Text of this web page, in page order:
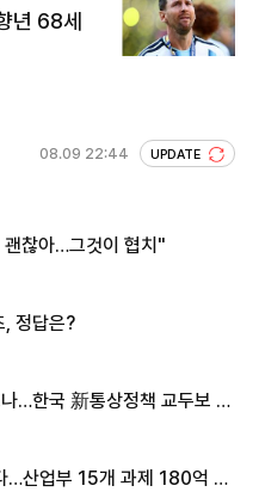
년 68세
08.09 22:44 UPDATE
찮아…그것이 협치"
, 정답은?
…한국 新통상정책 교두보 활
…산업부 15개 과제 180억 지